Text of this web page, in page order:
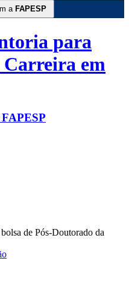
a FAPESP
para
Carreira em
de Pós-Doutorado da